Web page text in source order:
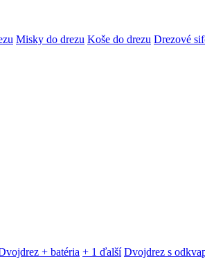
Misky do drezu Koše do drezu Drezové
+ batéria + 1 ďalší Dvojdrez s